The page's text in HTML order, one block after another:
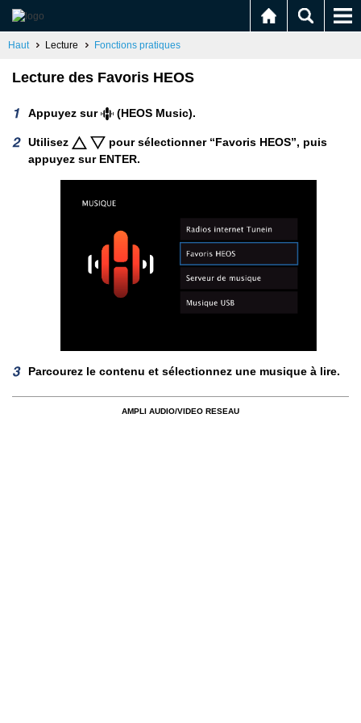
Haut Lecture Fonctions pratiques
Lecture des Favoris HEOS
Appuyez sur (HEOS Music).
Utilisez
pour sélectionner “Favoris HEOS”, puis
appuyez sur ENTER.
Parcourez le contenu et sélectionnez une musique à lire.
AMPLI AUDIO/VIDEO RESEAU